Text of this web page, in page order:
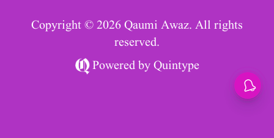
Copyright © 2026 Qaumi Awaz. All rights
reserved.
Powered byQuintype